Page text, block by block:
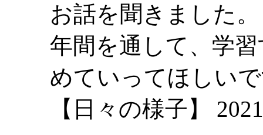
お話を聞きました。
年間を通して、学
めていってほしい
【日々の様子】